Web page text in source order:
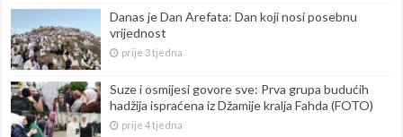
Danas je Dan Arefata: Dan koji nosi posebnu
vrijednost
prije 3 tjedna
Suze i osmijesi govore sve: Prva grupa budućih
hadžija ispraćena iz Džamije kralja Fahda (FOTO)
prije 4 tjedna